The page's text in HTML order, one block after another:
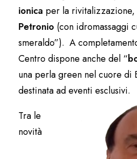
ionica per la rivitalizzazione,
Petronio (con idromassaggi
smeraldo”). A
Centro dispone anche del “
una perla green nel cuore di
destinata ad eventi esclusivi.
Tra le
novità